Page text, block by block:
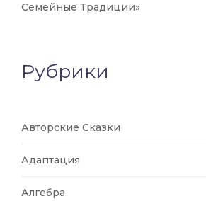
Семейные Традиции»
Рубрики
Авторские Сказки
Адаптация
Алгебра